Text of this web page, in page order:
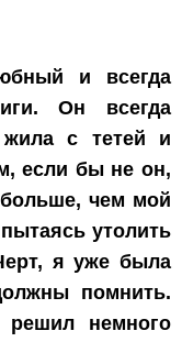
и всегда
Он всегда
с тетей и
если бы не он,
чем мой
утолить
я уже была
помнить.
немного